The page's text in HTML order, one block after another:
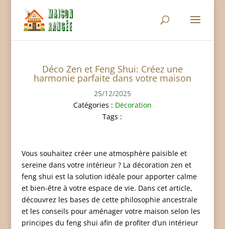
Déco Zen et Feng Shui: Créez une
harmonie parfaite dans votre maison
25/12/2025
Catégories : Décoration
Tags :
Vous souhaitez créer une atmosphère paisible et
sereine dans votre intérieur ? La décoration zen et
feng shui est la solution idéale pour apporter calme
et bien-être à votre espace de vie. Dans cet article,
découvrez les bases de cette philosophie ancestrale
et les conseils pour aménager votre maison selon les
principes du feng shui afin de profiter d’un intérieur